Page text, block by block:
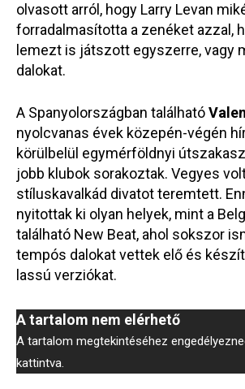
olvasott arról, hogy Larry Levan
forradalmasította a zenéket azzal,
lemezt is játszott egyszerre, vagy
dalokat.
A Spanyolországban található
nyolcvanas évek közepén-végén
körülbelül egymérföldnyi
jobb klubok sorakoztak. Vegyes
stíluskavalkád divatot teremtett.
nyitottak ki olyan helyek, mint a
található New Beat, ahol sokszor
tempós dalokat vettek elő és
lassú verziókat.
A tartalom nem elérhető
A tartalom megtekintéséhez
kattintva.